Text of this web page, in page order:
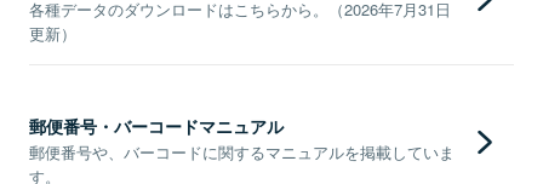
各種データのダウンロードはこちらから。（2026年7月31日
更新）
郵便番号・バーコードマニュアル
郵便番号や、バーコードに関するマニュアルを掲載していま
す。